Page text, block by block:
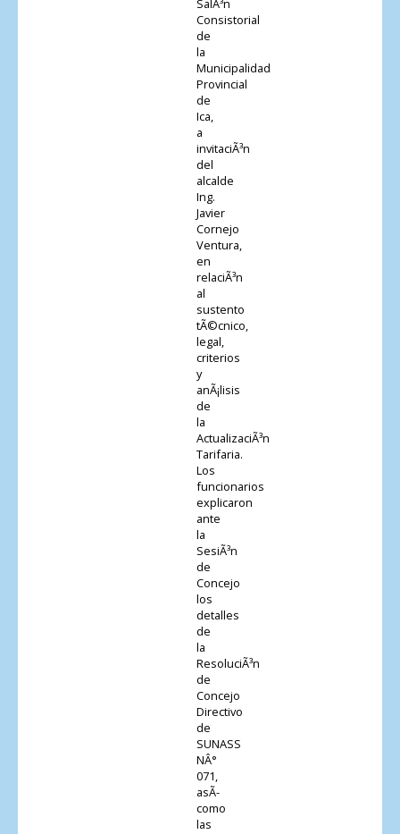
SalÃ³n
Consistorial
de
la
Municipalidad
Provincial
de
Ica,
a
invitaciÃ³n
del
alcalde
Ing.
Javier
Cornejo
Ventura,
en
relaciÃ³n
al
sustento
tÃ©cnico,
legal,
criterios
y
anÃ¡lisis
de
la
ActualizaciÃ³n
Tarifaria.
Los
funcionarios
explicaron
ante
la
SesiÃ³n
de
Concejo
los
detalles
de
la
ResoluciÃ³n
de
Concejo
Directivo
de
SUNASS
NÂ°
071,
asÃ­
como
las